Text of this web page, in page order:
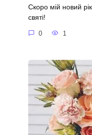
Скоро мій новий
святі!
0 1